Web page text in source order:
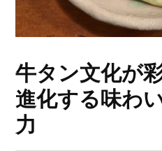
牛タン文化が
進化する味わ
力